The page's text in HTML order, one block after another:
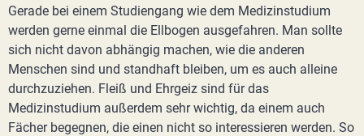
Gerade bei einem Studiengang wie dem Medizinstudium
werden gerne einmal die Ellbogen ausgefahren. Man sollte
sich nicht davon abhängig machen, wie die anderen
Menschen sind und standhaft bleiben, um es auch alleine
durchzuziehen. Fleiß und Ehrgeiz sind für das
Medizinstudium außerdem sehr wichtig, da einem auch
Fächer begegnen, die einen nicht so interessieren werden. So